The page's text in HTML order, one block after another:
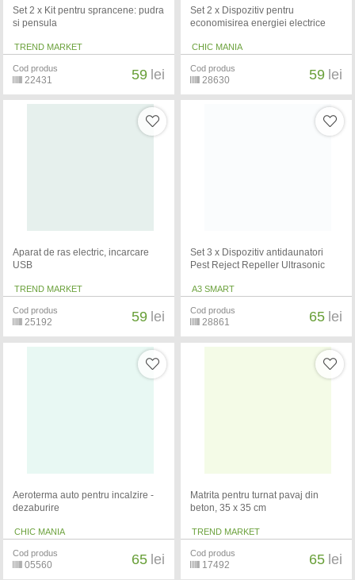
Set 2 x Kit pentru sprancene: pudra
si pensula
TREND MARKET
Cod produs
22431 59 lei
Set 2 x Dispozitiv pentru
economisirea energiei electrice
CHIC MANIA
Cod produs
28630 59 lei
Aparat de ras electric, incarcare
USB
TREND MARKET
Cod produs
25192 59 lei
Set 3 x Dispozitiv antidaunatori
Pest Reject Repeller Ultrasonic
A3 SMART
Cod produs
28861 65 lei
Aeroterma auto pentru incalzire -
dezaburire
CHIC MANIA
Cod produs
05560 65 lei
Matrita pentru turnat pavaj din
beton, 35 x 35 cm
TREND MARKET
Cod produs
17492 65 lei